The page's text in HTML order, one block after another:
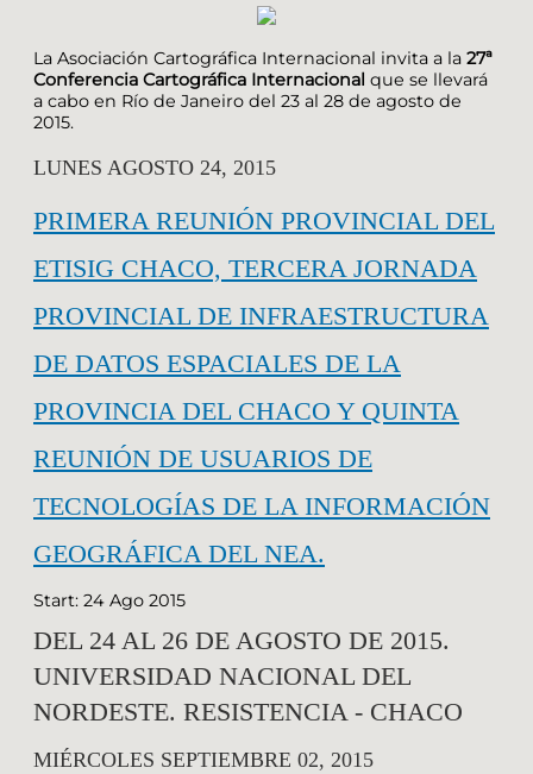
La Asociación Cartográfica Internacional invita a la 27ª
Conferencia Cartográfica Internacional que se llevará
a cabo en Río de Janeiro del 23 al 28 de agosto de
2015.
LUNES AGOSTO 24, 2015
PRIMERA REUNIÓN PROVINCIAL DEL
ETISIG CHACO, TERCERA JORNADA
PROVINCIAL DE INFRAESTRUCTURA
DE DATOS ESPACIALES DE LA
PROVINCIA DEL CHACO Y QUINTA
REUNIÓN DE USUARIOS DE
TECNOLOGÍAS DE LA INFORMACIÓN
GEOGRÁFICA DEL NEA.
Start: 24 Ago 2015
DEL 24 AL 26 DE AGOSTO DE 2015.
UNIVERSIDAD NACIONAL DEL
NORDESTE. RESISTENCIA - CHACO
MIÉRCOLES SEPTIEMBRE 02, 2015